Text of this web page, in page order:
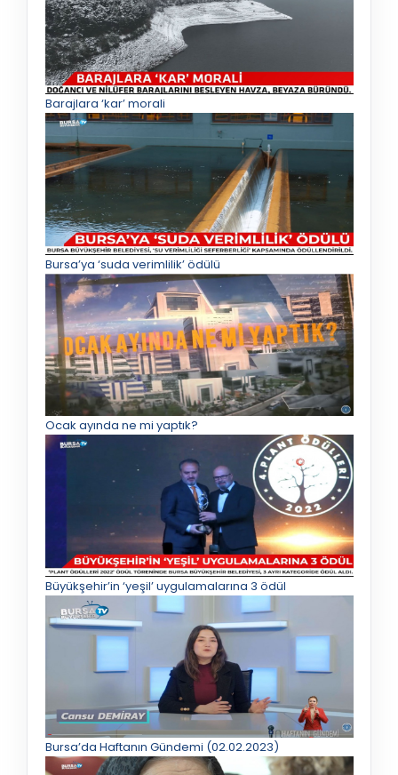
Barajlara ‘kar’ morali
Bursa’ya ‘suda verimlilik’ ödülü
Ocak ayında ne mi yaptık?
Büyükşehir’in ‘yeşil’ uygulamalarına 3 ödül
Bursa’da Haftanın Gündemi (02.02.2023)